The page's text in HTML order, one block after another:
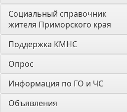
Социальный справочник
жителя Приморского края
Поддержка КМНС
Опрос
Информация по ГО и ЧС
Объявления